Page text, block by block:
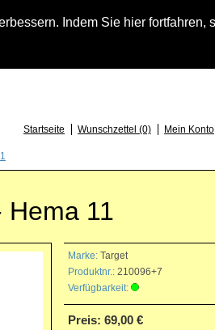
Indem Sie hier fortfahren,
Startseite Wunschzettel (0) Mein Konto
Hema 11
Marke: Target
Produktnr.: 210096+7
Verfügbarkeit:
Preis: 69,00 €